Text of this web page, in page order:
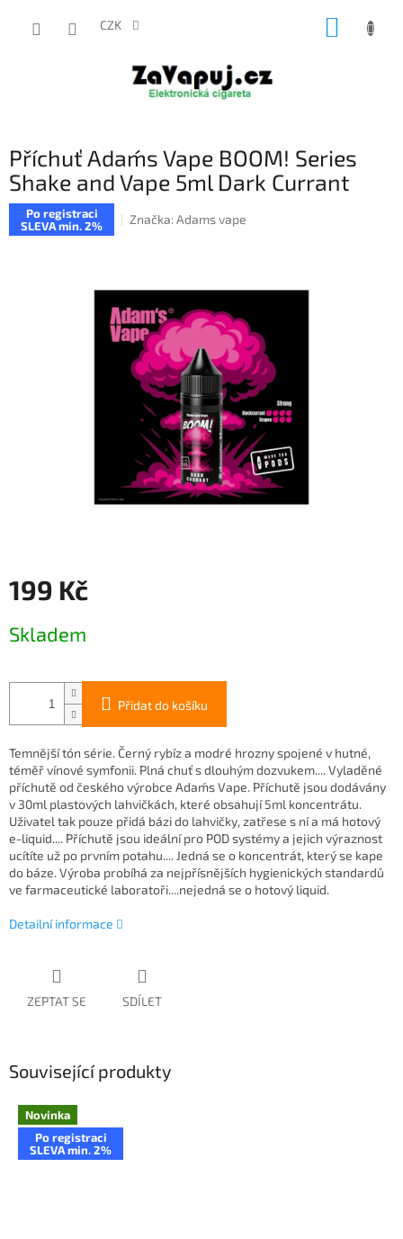
CZK
Příchuť Adam´s Vape BOOM! Series
Shake and Vape 5ml Dark Currant
Po registraci
SLEVA min. 2%
Značka:Adams vape
199 Kč
cena:
Skladem
Přidat do košíku
Temnější tón série. Černý rybíz a modré hrozny spojené v hutné,
téměř vínové symfonii. Plná chuť s dlouhým dozvukem.... Vyladěné
příchutě od českého výrobce Adam´s Vape. Příchutě jsou dodávány
v 30ml plastových lahvičkách, které obsahují 5ml koncentrátu.
Uživatel tak pouze přidá bázi do lahvičky, zatřese s ní a má hotový
e-liquid.... Příchutě jsou ideální pro POD systémy a jejich výraznost
ucítíte už po prvním potahu.... Jedná se o koncentrát, který se kape
do báze. Výroba probíhá za nejpřísnějších hygienických standardů
ve farmaceutické laboratoři....nejedná se o hotový liquid.
Detailní informace
ZEPTAT SE SDÍLET
Související produkty
Novinka
Po registraci
SLEVA min. 2%